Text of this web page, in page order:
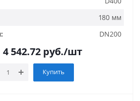
180 мм
DN200
4 542.72 руб./шт
Купить